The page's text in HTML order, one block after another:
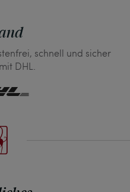
schnell und sicher
DHL.